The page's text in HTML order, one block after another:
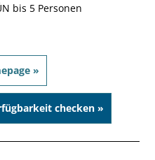
bis 5 Personen
»
checken »